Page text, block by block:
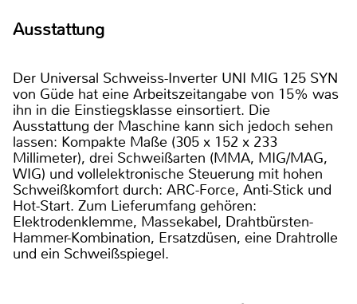
Ausstattung
Der Universal Schweiss-Inverter UNI MIG 125 SYN
von Güde hat eine Arbeitszeitangabe von 15% was
ihn in die Einstiegsklasse einsortiert. Die
Ausstattung der Maschine kann sich jedoch sehen
lassen: Kompakte Maße (305 x 152 x 233
Millimeter), drei Schweißarten (MMA, MIG/MAG,
WIG) und vollelektronische Steuerung mit hohen
Schweißkomfort durch: ARC-Force, Anti-Stick und
Hot-Start. Zum Lieferumfang gehören:
Elektrodenklemme, Massekabel, Drahtbürsten-
Hammer-Kombination, Ersatzdüsen, eine Drahtrolle
und ein Schweißspiegel.